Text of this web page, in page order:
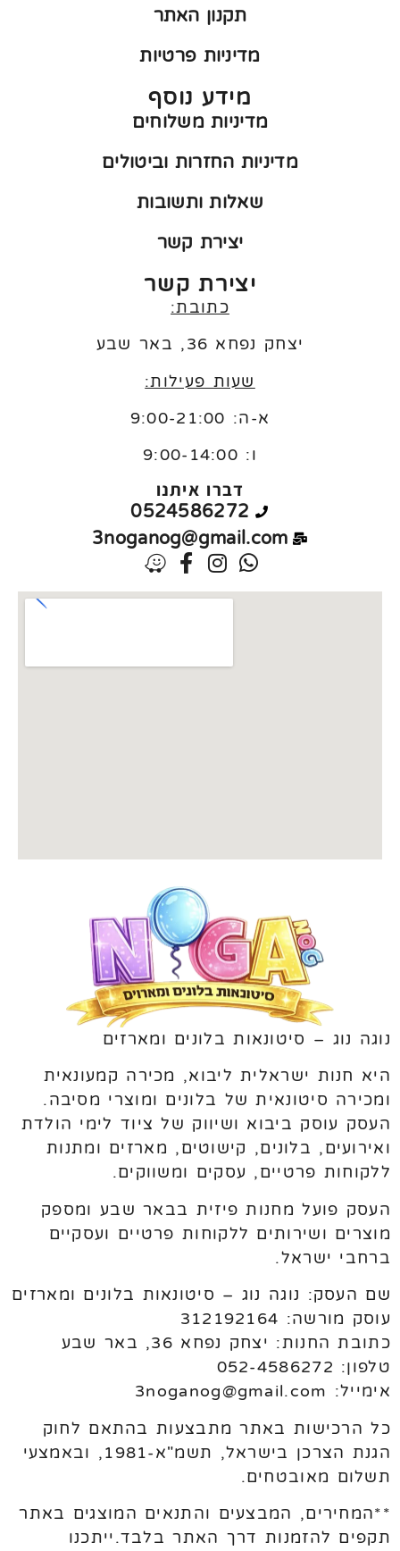
תקנון האתר
מדיניות פרטיות
מידע נוסף
מדיניות משלוחים
מדיניות החזרות וביטולים
שאלות ותשובות
יצירת קשר
יצירת קשר
כתובת:
יצחק נפחא 36, באר שבע
שעות פעילות:
א-ה: 9:00-21:00
ו: 9:00-14:00
דברו איתנו
0524586272
3noganog@gmail.com
נוגה נוג – סיטונאות בלונים ומארזים
היא חנות ישראלית ליבוא, מכירה קמעונאית
ומכירה סיטונאית של בלונים ומוצרי מסיבה.
העסק עוסק ביבוא ושיווק של ציוד לימי הולדת
ואירועים, בלונים, קישוטים, מארזים ומתנות
ללקוחות פרטיים, עסקים ומשווקים.
העסק פועל מחנות פיזית בבאר שבע ומספק
מוצרים ושירותים ללקוחות פרטיים ועסקיים
ברחבי ישראל.
שם העסק: נוגה נוג – סיטונאות בלונים ומארזים
עוסק מורשה: 312192164
כתובת החנות: יצחק נפחא 36, באר שבע
טלפון: 052-4586272
אימייל: 3noganog@gmail.com
כל הרכישות באתר מתבצעות בהתאם לחוק
הגנת הצרכן בישראל, תשמ"א-1981, ובאמצעי
תשלום מאובטחים.
**המחירים, המבצעים והתנאים המוצגים באתר
תקפים להזמנות דרך האתר בלבד.ייתכנו